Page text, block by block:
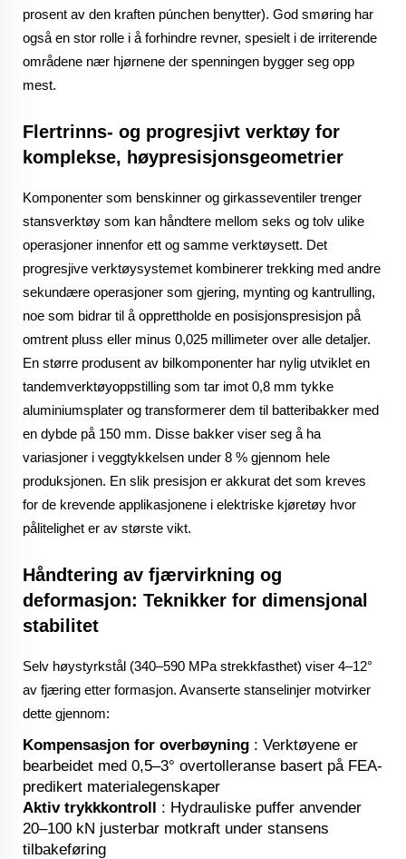
prosent av den kraften púnchen benytter). God smøring har
også en stor rolle i å forhindre revner, spesielt i de irriterende
områdene nær hjørnene der spenningen bygger seg opp
mest.
Flertrinns- og progresjivt verktøy for
komplekse, høypresisjonsgeometrier
Komponenter som benskinner og girkasseventiler trenger
stansverktøy som kan håndtere mellom seks og tolv ulike
operasjoner innenfor ett og samme verktøysett. Det
progresjive verktøysystemet kombinerer trekking med andre
sekundære operasjoner som gjering, mynting og kantrulling,
noe som bidrar til å opprettholde en posisjonspresisjon på
omtrent pluss eller minus 0,025 millimeter over alle detaljer.
En større produsent av bilkomponenter har nylig utviklet en
tandemverktøyoppstilling som tar imot 0,8 mm tykke
aluminiumsplater og transformerer dem til batteribakker med
en dybde på 150 mm. Disse bakker viser seg å ha
variasjoner i veggtykkelsen under 8 % gjennom hele
produksjonen. En slik presisjon er akkurat det som kreves
for de krevende applikasjonene i elektriske kjøretøy hvor
pålitelighet er av største vikt.
Håndtering av fjærvirkning og
deformasjon: Teknikker for dimensjonal
stabilitet
Selv høystyrkstål (340–590 MPa strekkfasthet) viser 4–12°
av fjæring etter formasjon. Avanserte stanselinjer motvirker
dette gjennom:
Kompensasjon for overbøyning : Verktøyene er
bearbeidet med 0,5–3° overtolleranse basert på FEA-
predikert materialegenskaper
Aktiv trykkkontroll : Hydrauliske puffer anvender
20–100 kN justerbar motkraft under stansens
tilbakeføring